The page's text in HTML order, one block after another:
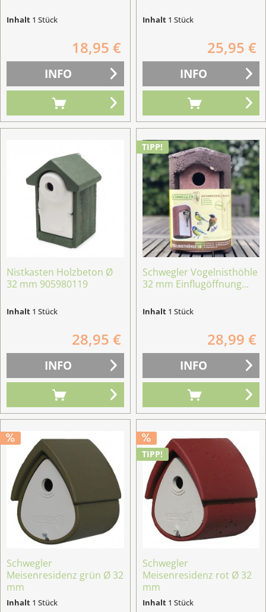
Inhalt 1 Stück
18,95 €
INFO
Inhalt 1 Stück
25,95 €
INFO
Nistkasten Holzbeton Ø
32 mm 905980119
Inhalt 1 Stück
28,95 €
INFO
TIPP!
Schwegler Vogelnisthöhle
32 mm Einflugöffnung...
Inhalt 1 Stück
28,99 €
INFO
Schwegler
Meisenresidenz grün Ø 32
mm
Inhalt 1 Stück
TIPP!
Schwegler
Meisenresidenz rot Ø 32
mm
Inhalt 1 Stück